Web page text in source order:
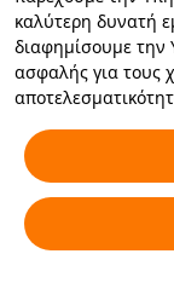
καλύτερη δυνατή
διαφημίσουμε την
ασφαλής για τους
συνεργάτες με
cookies και
διαφημιστικούς
"Απόρριψη όλων"
ποιους τύπους